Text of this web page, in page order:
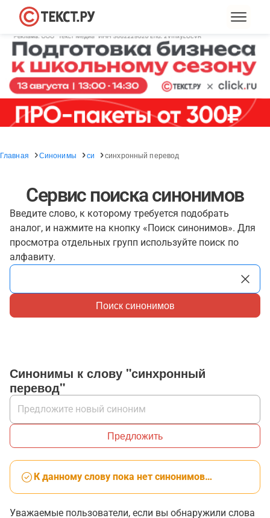
Главная Синонимы си синхронный перевод
Сервис поиска синонимов
Введите слово, к которому требуется подобрать
аналог, и нажмите на кнопку «Поиск синонимов». Для
просмотра отдельных групп используйте поиск по
алфавиту.
Поиск синонимов
Синонимы к слову "синхронный
перевод"
Предложить
К данному слову пока нет синонимов…
Уважаемые пользователи, если вы обнаружили слова